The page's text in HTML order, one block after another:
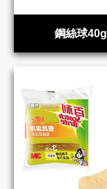
鋼絲球40g